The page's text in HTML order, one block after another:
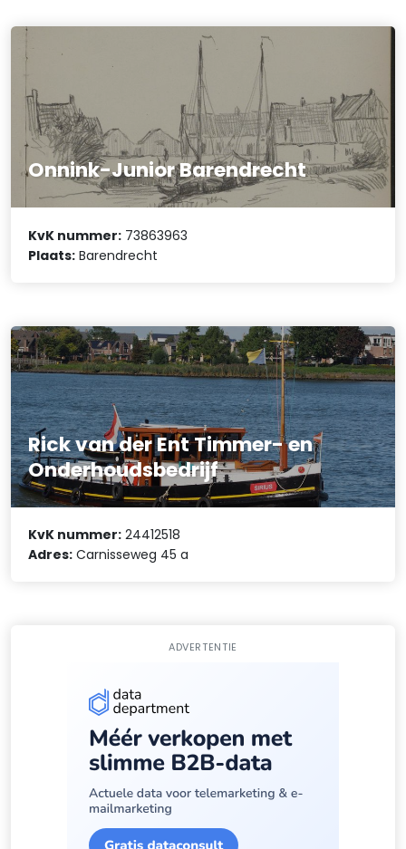
Onnink-Junior Barendrecht
KvK nummer: 73863963
Plaats: Barendrecht
Rick van der Ent Timmer- en
Onderhoudsbedrijf
KvK nummer: 24412518
Adres: Carnisseweg 45 a
ADVERTENTIE